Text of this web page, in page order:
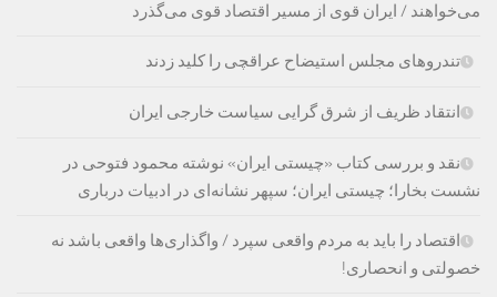
می‌خواهند / ایران قوی از مسیر اقتصاد قوی می‌گذرد
تندروهای مجلس استیضاح عراقچی را کلید زدند
انتقاد ظریف از شرق گرایی سیاست خارجی ایران
نقد و بررسی کتاب «چیستی ایران» نوشته محمود فتوحی در
نشست بخارا؛ چیستی ایران؛ سپهر نشانه‌ای در ادبیات درباری
اقتصاد را باید به مردم واقعی سپرد / واگذاری‌ها واقعی باشد نه
خصولتی و انحصاری!